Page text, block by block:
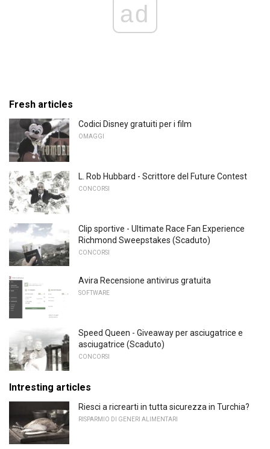
ad
Fresh articles
Codici Disney gratuiti per i film
OMAGGI
L. Rob Hubbard - Scrittore del Future Contest
CONCORSI
Clip sportive - Ultimate Race Fan Experience
Richmond Sweepstakes (Scaduto)
CONCORSI
Avira Recensione antivirus gratuita
SOFTWARE
Speed ​​Queen - Giveaway per asciugatrice e
asciugatrice (Scaduto)
CONCORSI
Intresting articles
Riesci a ricrearti in tutta sicurezza in Turchia?
RISPARMIO DI GENERI ALIMENTARI